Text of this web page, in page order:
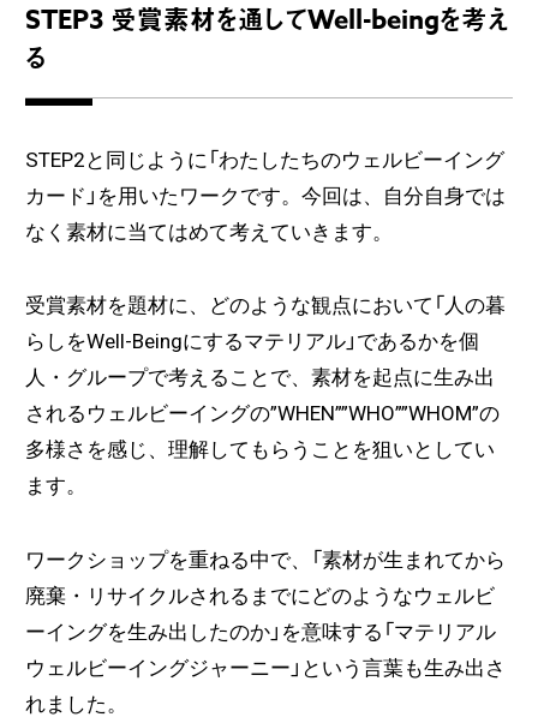
STEP3 受賞素材を通してWell-beingを考え
る
STEP2と同じように「わたしたちのウェルビーイング
カード」を用いたワークです。今回は、自分自身では
なく素材に当てはめて考えていきます。
受賞素材を題材に、どのような観点において「人の暮
らしをWell-Beingにするマテリアル」であるかを個
人・グループで考えることで、素材を起点に生み出
されるウェルビーイングの”WHEN””WHO””WHOM”の
多様さを感じ、理解してもらうことを狙いとしてい
ます。
ワークショップを重ねる中で、「素材が生まれてから
廃棄・リサイクルされるまでにどのようなウェルビ
ーイングを生み出したのか」を意味する「マテリアル
ウェルビーイングジャーニー」という言葉も生み出さ
れました。